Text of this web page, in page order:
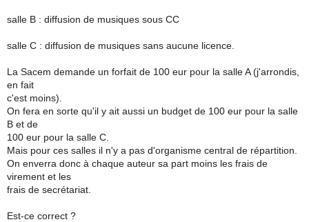
salle B : diffusion de musiques sous CC
salle C : diffusion de musiques sans aucune licence.
La Sacem demande un forfait de 100 eur pour la salle A (j'arrondis,
en fait
c'est moins).
On fera en sorte qu'il y ait aussi un budget de 100 eur pour la salle
B et de
100 eur pour la salle C.
Mais pour ces salles il n'y a pas d'organisme central de répartition.
On enverra donc à chaque auteur sa part moins les frais de
virement et les
frais de secrétariat.
Est-ce correct ?